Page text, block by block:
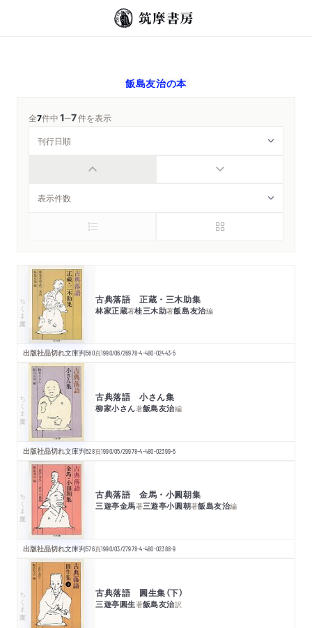
飯島友治の本
全7件中1─7件を表示
ちくま文庫 古典落語 正蔵・三木助集
林家正蔵著桂三木助著飯島友治編
出版社品切れ文庫判560頁1990/06/26978-4-480-02443-5
ちくま文庫 古典落語 小さん集
柳家小さん著飯島友治編
出版社品切れ文庫判528頁1990/05/29978-4-480-02399-5
ちくま文庫 古典落語 金馬・小圓朝集
三遊亭金馬著三遊亭小圓朝著飯島友治編
出版社品切れ文庫判576頁1990/03/27978-4-480-02388-9
ちくま文庫 古典落語 圓生集（下）
三遊亭圓生著飯島友治訳